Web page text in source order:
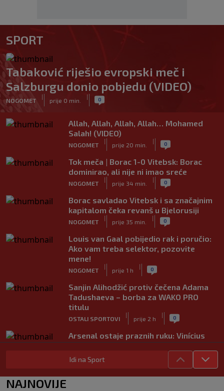
SPORT
Tabaković riješio evropski meč i
Salzburgu donio pobjedu (VIDEO)
NOGOMET
|
prije 0 min.
| 0
Allah, Allah, Allah, Allah… Mohamed
Salah! (VIDEO)
NOGOMET
|
prije 20 min.
| 0
Tok meča | Borac 1-0 Vitebsk: Borac
dominirao, ali nije ni imao sreće
NOGOMET
|
prije 34 min.
| 0
Borac savladao Vitebsk i sa značajnim
kapitalom čeka revanš u Bjelorusiji
NOGOMET
|
prije 35 min.
| 0
Louis van Gaal pobijedio rak i poručio:
Ako vam treba selektor, pozovite
mene!
NOGOMET
|
prije 1 h
| 0
Sanjin Alihodžić protiv čečena Adama
Tadushaeva – borba za WAKO PRO
titulu
OSTALI SPORTOVI
|
prije 2 h
| 0
Arsenal ostaje praznih ruku: Vinícius
Júnior i Real Madrid postigli dogovor
NOGOMET
Idi na Sport
NAJNOVIJE